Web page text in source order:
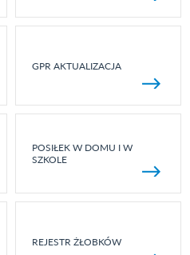
GPR AKTUALIZACJA
POSIŁEK W DOMU I W
SZKOLE
REJESTR ŻŁOBKÓW